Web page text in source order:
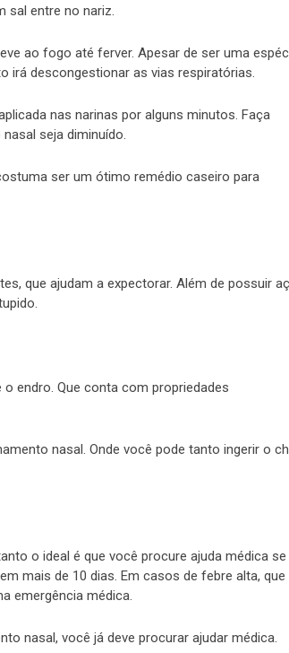
sal entre no nariz.
ao fogo até ferver. Apesar de ser uma
irá descongestionar as vias respiratórias.
nas narinas por alguns minutos. Faça
seja diminuído.
ser um ótimo remédio caseiro para
que ajudam a expectorar. Além de possuir
endro. Que conta com propriedades
nasal. Onde você pode tanto ingerir o
o ideal é que você procure ajuda médica se
mais de 10 dias. Em casos de febre alta, que
emergência médica.
nasal, você já deve procurar ajudar médica.